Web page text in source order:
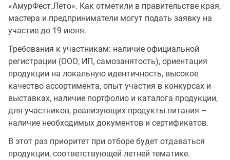
«АмурФест.Лето». Как отметили в правительстве края,
мастера и предприниматели могут подать заявку на
участие до 19 июня.
Требования к участникам: наличие официальной
регистрации (ООО, ИП, самозанятость), ориентация
продукции на локальную идентичность, высокое
качество ассортимента, опыт участия в конкурсах и
выставках, наличие портфолио и каталога продукции,
для участников, реализующих продукты питания –
наличие необходимых документов и сертификатов.
В этот раз приоритет при отборе будет отдаваться
продукции, соответствующей летней тематике.